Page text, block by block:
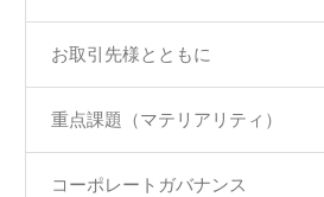
お取引先様とともに
重点課題（マテリアリティ）
コーポレートガバナンス